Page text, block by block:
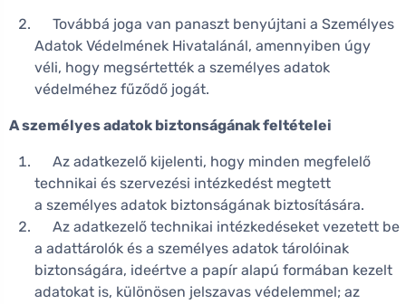
Továbbá joga van panaszt benyújtani a Személyes
Adatok Védelmének Hivatalánál, amennyiben úgy
véli, hogy megsértették a személyes adatok
védelméhez fűződő jogát.
A személyes adatok biztonságának feltételei
Az adatkezelő kijelenti, hogy minden megfelelő
technikai és szervezési intézkedést megtett
a személyes adatok biztonságának biztosítására.
Az adatkezelő technikai intézkedéseket vezetett be
a adat­tárolók és a személyes adatok tárolóinak
biztonságára, ideértve a papír alapú formában kezelt
adatokat is, különösen jelszavas védelemmel; az